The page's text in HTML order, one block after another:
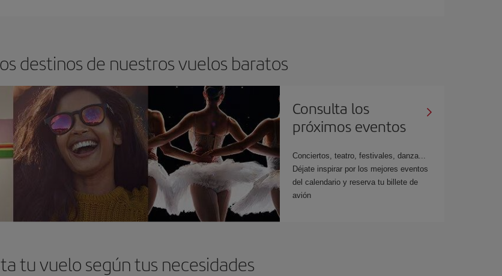
destinos de nuestros vuelos baratos
Consulta los
próximos eventos
Conciertos, teatro, festivales, danza...
Déjate inspirar por los mejores eventos
del calendario y reserva tu billete de
avión
tu vuelo según tus necesidades